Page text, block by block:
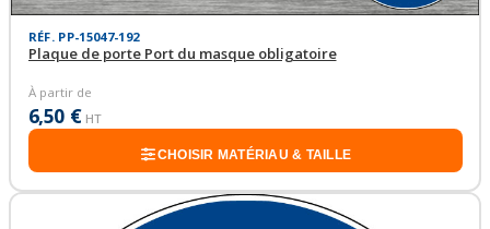
RÉF. PP-15047-192
Plaque de porte Port du masque obligatoire
À partir de
6,50 € HT
CHOISIR MATÉRIAU & TAILLE